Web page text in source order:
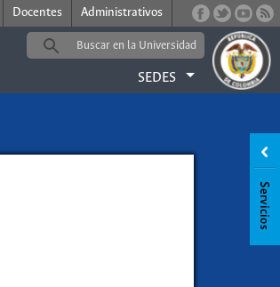
Docentes Administrativos
SEDES